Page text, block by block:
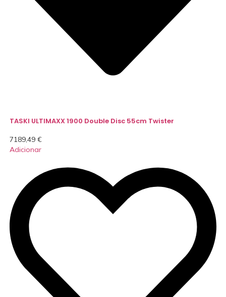
TASKI ULTIMAXX 1900 Double Disc 55cm Twister
7189,49 €
Adicionar